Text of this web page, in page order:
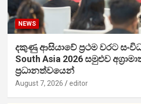
NEWS
දකුණු ආසියාවේ ප්‍රථම වරට
South Asia 2026 සමුළුව
ප්‍රධානත්වයෙන්
August 7, 2026 editor